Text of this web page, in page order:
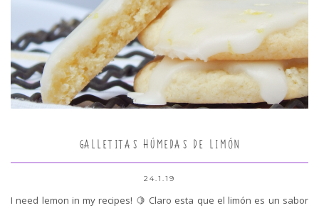
GALLETITAS HÚMEDAS DE LIMÓN
24.1.19
I need lemon in my recipes! 🍋 Claro esta que el limón es un sabor